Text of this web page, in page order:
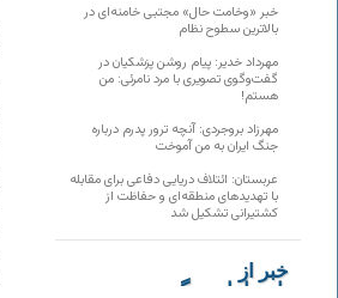
خبر «وخامت حال» مجتبی خامنه‌ای در
بالاترین سطوح نظام
مهرداد خدیر: پیام روشن پزشکیان در
گفت‌و‌گوی تصویری با مرد نامرئی: من
هستم!
مهرزاد بروجردی: آنچه ترور پدرم درباره
جنگ ایران به من آموخت
عربستان: ائتلاف دریایی دفاعی برای مقابله
با تهدیدهای منطقه‌ای و حفاظت از
کشتیرانی تشکیل شد
خبر از
تارنماهای دیگر